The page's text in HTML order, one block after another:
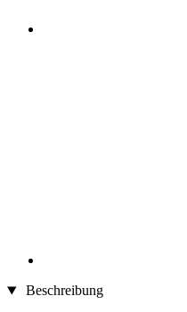
Beschreibung